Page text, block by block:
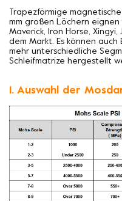
Trapezförmige
mm großen Löchern eignen
Maverick, Iron Horse,
dem Markt. Es können auch
mehr unterschiedliche
Schleifmatrize hergestellt
1. Auswahl der